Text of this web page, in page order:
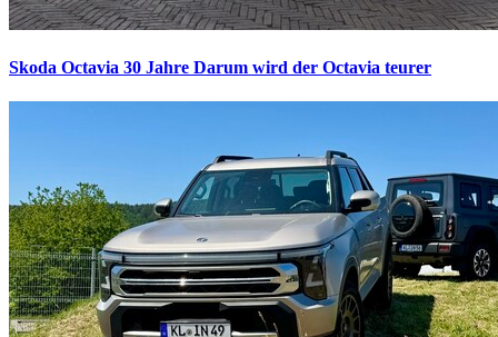
Skoda Octavia 30 Jahre Darum wird der Octavia teurer